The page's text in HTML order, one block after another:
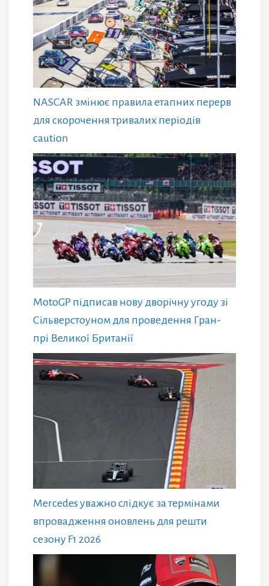
NASCAR змінює правила етапних перерв
для скорочення тривалих періодів
caution
MotoGP підписав нову дворічну угоду зі
Сільверстоуном для проведення Гран-
прі Великої Британії
Mercedes уважно слідкує за термінами
впровадження оновлень для решти
сезону F1 2026